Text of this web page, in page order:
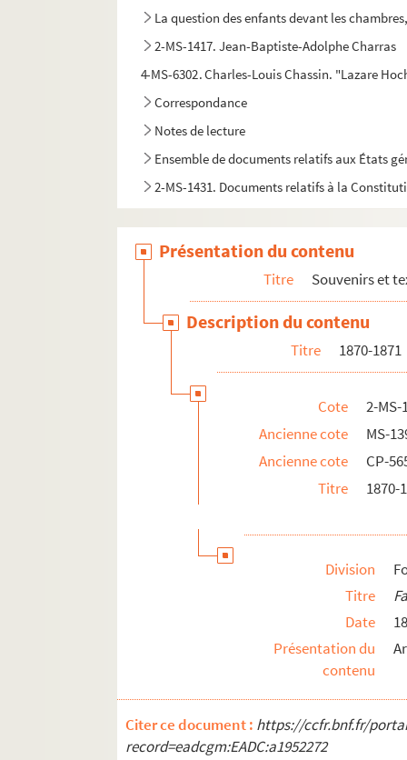
La question des enfants devant les
2-MS-1417. Jean-Baptiste-Adolphe Charras
4-MS-6302. Charles-Louis Chassin. "Lazare
Correspondance
Notes de lecture
Ensemble de documents relatifs aux États
2-MS-1431. Documents relatifs à la
2-MS-1433. Ensemble de documents
2-MS-1434. Les finances
2-MS-1435. Impôts
Le Clergé
Les Libertés
Économie politique - Le commerce
Coupures de journaux et articles de Chassin
2-MS-1447. Ensemble de documents sur
Présentation du contenu
Titre Souvenirs et
Description du contenu
Titre 1870-1871
Cote
2-MS-
Ancienne cote
MS-
Ancienne cote
CP-
Titre
1870-
Division
Titre
Date
Présentation du
contenu
Citer ce document : https://ccfr.bnf.fr/
record=eadcgm:EADC:a1952272